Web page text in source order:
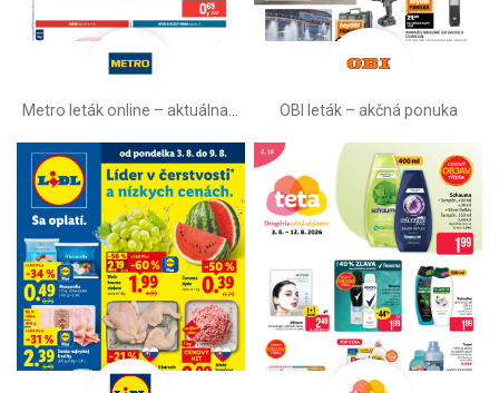
Metro leták online –⁠ aktuálna ponuka OBI leták –⁠ akčná ponuka